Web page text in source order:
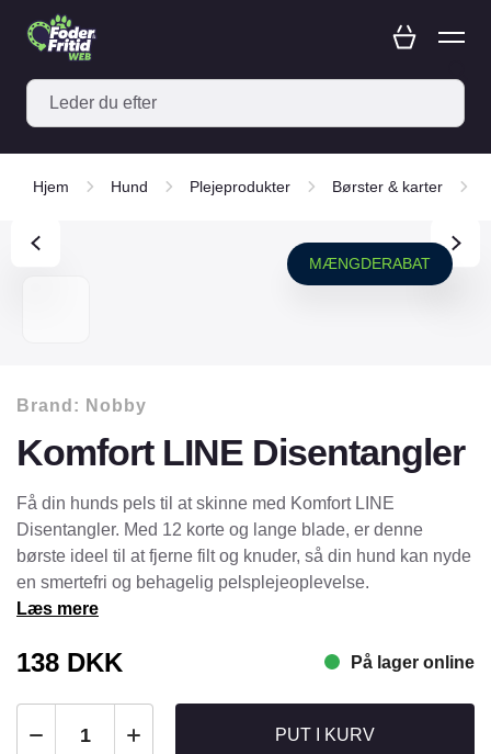
Hjem Hund Plejeprodukter Børster & karter
MÆNGDERABAT
Brand: Nobby
Komfort LINE Disentangler
Få din hunds pels til at skinne med Komfort LINE
Disentangler. Med 12 korte og lange blade, er denne
børste ideel til at fjerne filt og knuder, så din hund kan nyde
en smertefri og behagelig pelsplejeoplevelse.
Læs mere
138 DKK På lager online
PUT I KURV